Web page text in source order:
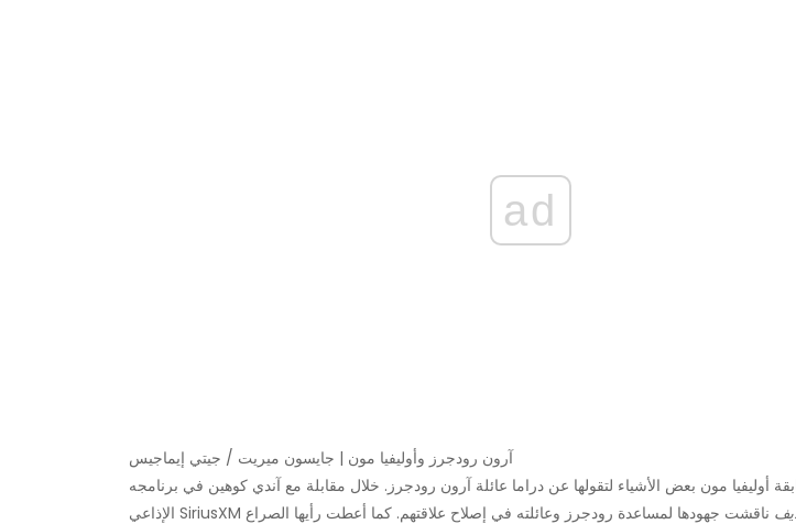
ad
آرون رودجرز وأوليفيا مون | جايسون ميريت / جيتي إيماجيس
أوليفيا مون بعض الأشياء لتقولها عن دراما عائلة آرون رودجرز. خلال مقابلة مع آندي كوهين في برنامجه
الإذاعي SiriusXM